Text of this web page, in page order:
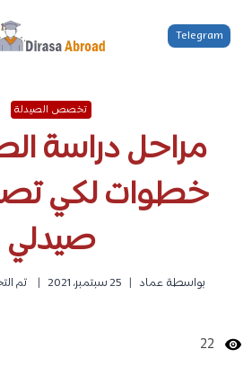
المحتوى
Telegram
تخصص الصيدلة
خطوات لكي
صيدلي
بواسطة عماد 25 سبتمبر، 2021 تم
22